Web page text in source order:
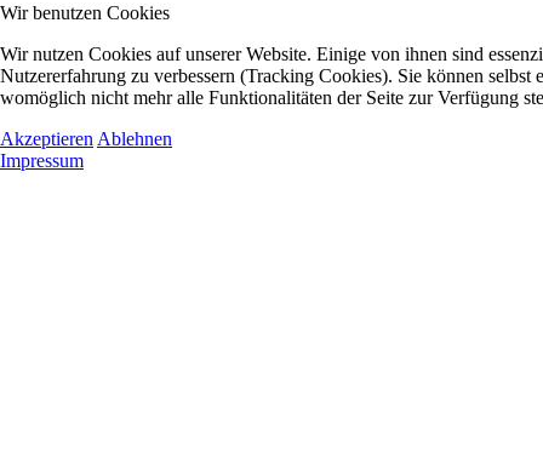
Wir benutzen Cookies
Wir nutzen Cookies auf unserer Website. Einige von ihnen sind
Nutzererfahrung zu verbessern (Tracking Cookies). Sie können
womöglich nicht mehr alle Funktionalitäten der Seite zur Verfügung
Akzeptieren Ablehnen
Impressum